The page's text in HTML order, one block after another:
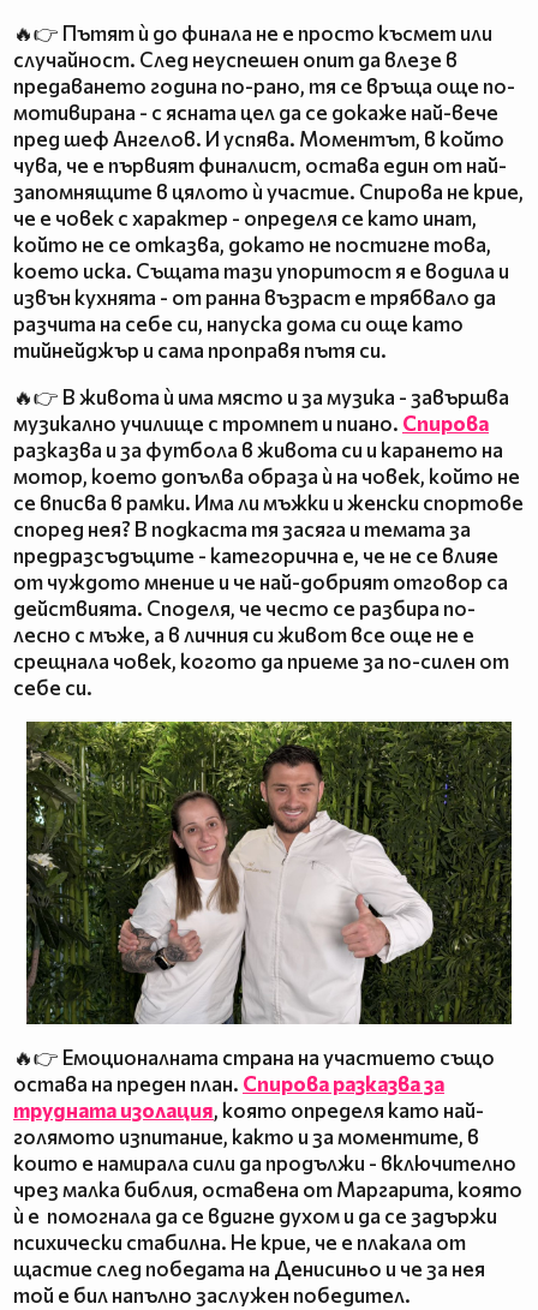
🔥👉 Пътят ѝ до финала не е просто късмет или
случайност. След неуспешен опит да влезе в
предаването година по-рано, тя се връща още по-
мотивирана - с ясната цел да се докаже най-вече
пред шеф Ангелов. И успява. Моментът, в който
чува, че е първият финалист, остава един от най-
запомнящите в цялото ѝ участие. Спирова не крие,
че е човек с характер - определя се като инат,
който не се отказва, докато не постигне това,
което иска. Същата тази упоритост я е водила и
извън кухнята - от ранна възраст е трябвало да
разчита на себе си, напуска дома си още като
тийнейджър и сама проправя пътя си.
🔥👉 В живота ѝ има място и за музика - завършва
музикално училище с тромпет и пиано. Спирова
разказва и за футбола в живота си и карането на
мотор, което допълва образа ѝ на човек, който не
се вписва в рамки. Има ли мъжки и женски спортове
според нея? В подкаста тя засяга и темата за
предразсъдъците - категорична е, че не се влияе
от чуждото мнение и че най-добрият отговор са
действията. Споделя, че често се разбира по-
лесно с мъже, а в личния си живот все още не е
срещнала човек, когото да приеме за по-силен от
себе си.
🔥👉 Емоционалната страна на участието също
остава на преден план. Спирова разказва за
трудната изолация, която определя като най-
голямото изпитание, както и за моментите, в
които е намирала сили да продължи - включително
чрез малка библия, оставена от Маргарита, която
ѝ е помогнала да се вдигне духом и да се задържи
психически стабилна. Не крие, че е плакала от
щастие след победата на Денисиньо и че за нея
той е бил напълно заслужен победител.